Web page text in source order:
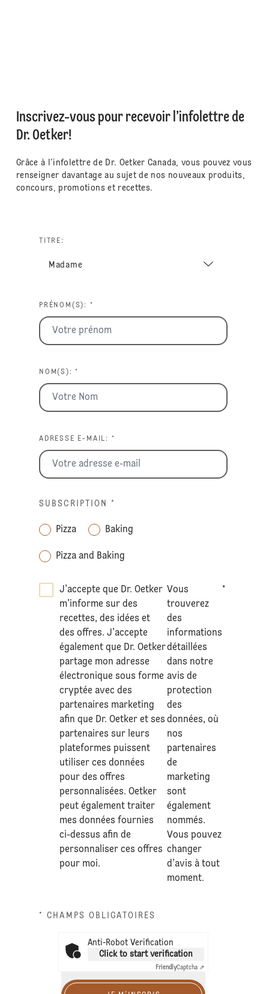
Inscrivez-vous pour recevoir l’infolettre de
Dr. Oetker!
Grâce à l’infolettre de Dr. Oetker Canada, vous pouvez vous
renseigner davantage au sujet de nos nouveaux produits,
concours, promotions et recettes.
TITRE:
PRÉNOM(S): *
NOM(S): *
ADRESSE E-MAIL: *
SUBSCRIPTION *
Pizza Baking
Pizza and Baking
J'accepte que Dr. Oetker
m'informe sur des
recettes, des idées et
des offres. J'accepte
également que Dr. Oetker
partage mon adresse
électronique sous forme
cryptée avec des
partenaires marketing
afin que Dr. Oetker et ses
partenaires sur leurs
plateformes puissent
utiliser ces données
pour des offres
personnalisées. Oetker
peut également traiter
mes données fournies
ci-dessus afin de
personnaliser ces offres
pour moi.
Vous
trouverez
des
informations
détaillées
dans notre
avis de
protection
des
données, où
nos
partenaires
de
marketing
sont
également
nommés.
Vous pouvez
changer
d'avis à tout
moment.
*
* CHAMPS OBLIGATOIRES
Anti-Robot Verification
Click to start verification
FriendlyCaptcha ⇗